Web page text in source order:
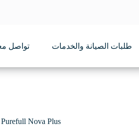
طلبات الصيانة والخدمات تواصل
Purefull Nova Plus